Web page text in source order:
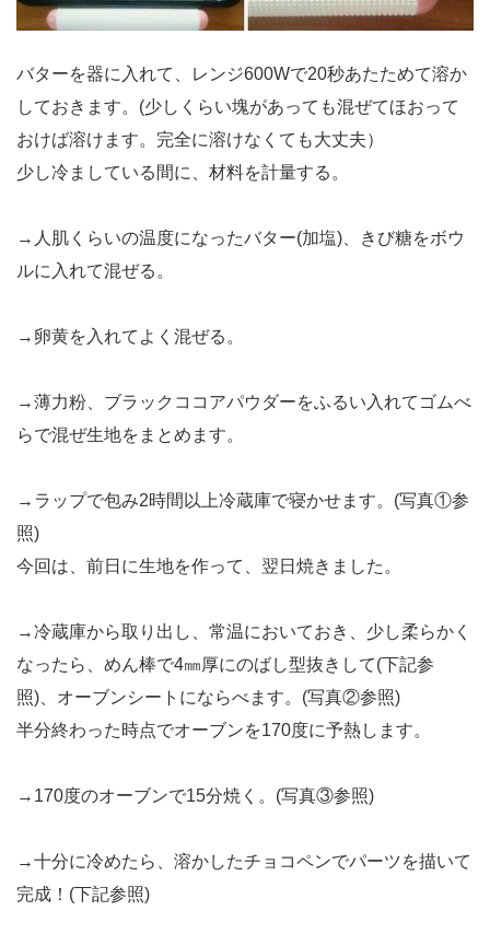
バターを器に入れて、レンジ600Wで20秒あたためて溶か
しておきます。(少しくらい塊があっても混ぜてほおって
おけば溶けます。完全に溶けなくても大丈夫）
少し冷ましている間に、材料を計量する。
→人肌くらいの温度になったバター(加塩)、きび糖をボウ
ルに入れて混ぜる。
→卵黄を入れてよく混ぜる。
→薄力粉、ブラックココアパウダーをふるい入れてゴムべ
らで混ぜ生地をまとめます。
→ラップで包み2時間以上冷蔵庫で寝かせます。(写真①参
照)
今回は、前日に生地を作って、翌日焼きました。
→冷蔵庫から取り出し、常温においておき、少し柔らかく
なったら、めん棒で4㎜厚にのばし型抜きして(下記参
照)、オーブンシートにならべます。(写真②参照)
半分終わった時点でオーブンを170度に予熱します。
→170度のオーブンで15分焼く。(写真③参照)
→十分に冷めたら、溶かしたチョコペンでパーツを描いて
完成！(下記参照)